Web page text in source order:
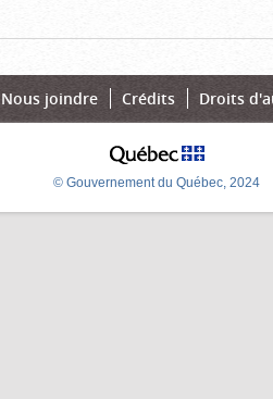
Nous joindre Crédits Droits
© Gouvernement du Québec, 2024